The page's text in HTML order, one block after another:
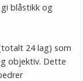
blåstikk og
24 lag) som
objektiv. Dette